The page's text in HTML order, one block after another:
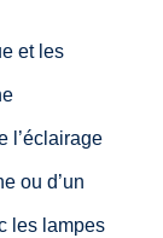
et les
l’éclairage
ou d’un
les lampes